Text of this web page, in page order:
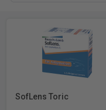
SofLens Toric